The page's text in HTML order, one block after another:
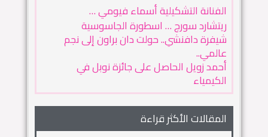
الفنانة التشكيلية أسماء فيومي …
ريتشارد سورج … اسطورة الجاسوسية
شيفرة دافنشي.. حولت دان براون إلى نجم
عالمي..
أحمد زويل الحاصل على جائزة نوبل في
الكيمياء
المقالات الأكثر قراءة